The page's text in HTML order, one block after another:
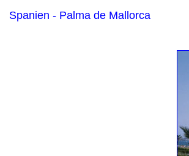
Spanien - Palma de Mallorca